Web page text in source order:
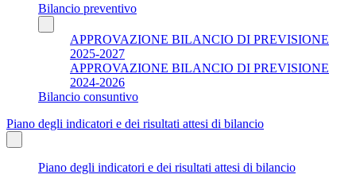
Bilancio preventivo
APPROVAZIONE BILANCIO DI PREVISIONE
2025-2027
APPROVAZIONE BILANCIO DI PREVISIONE
2024-2026
Bilancio consuntivo
Piano degli indicatori e dei risultati attesi di bilancio
Piano degli indicatori e dei risultati attesi di bilancio